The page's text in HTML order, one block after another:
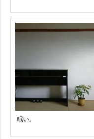
眠い。